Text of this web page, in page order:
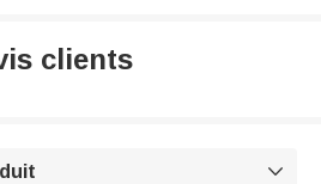
clients
